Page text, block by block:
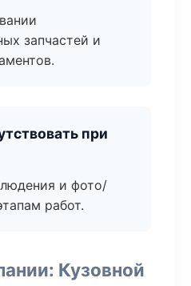
запчастей и
при
и фото/
работ.
Кузовной